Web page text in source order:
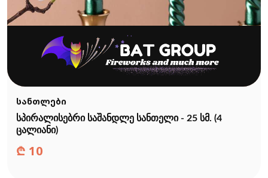
სანთლები
სპირალისებრი საშანდლე სანთელი - 25 სმ. (4
ცალიანი)
₾ 10